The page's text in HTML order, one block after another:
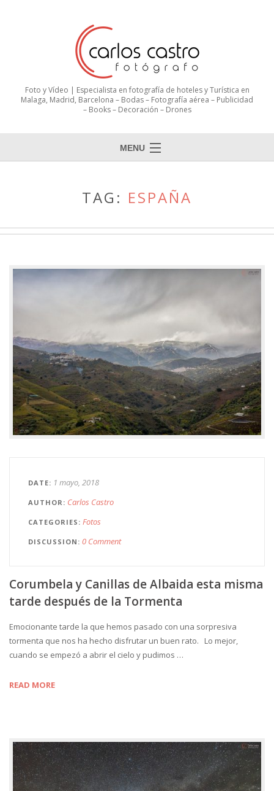
Foto y Vídeo | Especialista en fotografía de hoteles y Turística en
Malaga, Madrid, Barcelona – Bodas – Fotografía aérea – Publicidad
– Books – Decoración – Drones
MENU
TAG: ESPAÑA
DATE 1 mayo, 2018
AUTHOR Carlos Castro
CATEGORIES Fotos
DISCUSSION 0 Comment
Corumbela y Canillas de Albaida esta misma
tarde después de la Tormenta
Emocionante tarde la que hemos pasado con una sorpresiva
tormenta que nos ha hecho disfrutar un buen rato. Lo mejor,
cuando se empezó a abrir el cielo y pudimos …
READ MORE